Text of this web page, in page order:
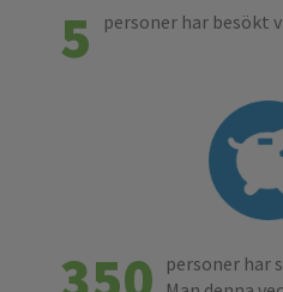
5 personer har besökt
personer har